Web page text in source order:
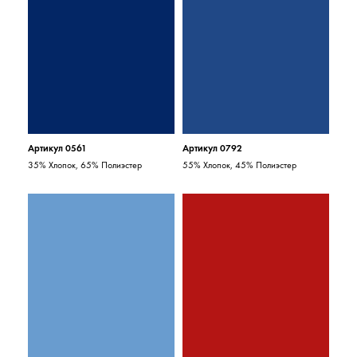
Артикул 0561
35% Хлопок, 65% Полиэстер
Артикул 0792
55% Хлопок, 45% Полиэстер